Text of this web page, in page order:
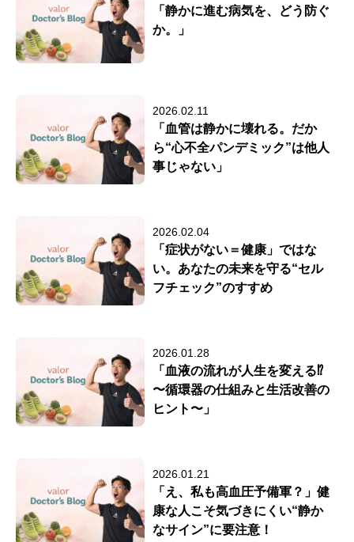
「静かに進む病気を、どう防ぐ
か。」
2026.02.11
「血管は静かに壊れる。だか
ら“心不全パンデミック”は他人
事じゃない」
2026.02.04
「症状がない＝健康」ではな
い。あなたの未来を守る“セル
フチェック”のすすめ
2026.01.28
「血液の流れが人生を変える⁉
〜循環器の仕組みと生活改善の
ヒント〜」
2026.01.21
「え、私も高血圧予備軍？」健
康な人こそ気づきにくい“静か
なサイン”に要注意！